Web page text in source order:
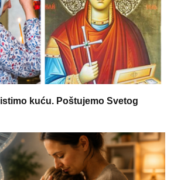
kuću. Poštujemo Svetog